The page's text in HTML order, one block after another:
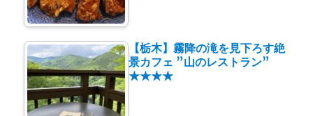
【栃木】霧降の滝を見下ろす絶
景カフェ ”山のレストラン”
★★★★